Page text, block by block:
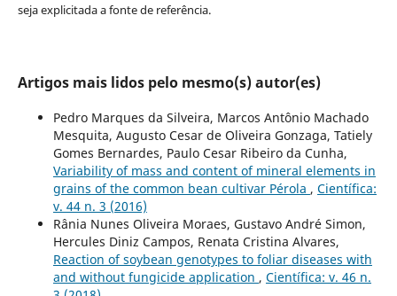
seja explicitada a fonte de referência.
Artigos mais lidos pelo mesmo(s) autor(es)
Pedro Marques da Silveira, Marcos Antônio Machado
Mesquita, Augusto Cesar de Oliveira Gonzaga, Tatiely
Gomes Bernardes, Paulo Cesar Ribeiro da Cunha,
Variability of mass and content of mineral elements in
grains of the common bean cultivar Pérola , Científica:
v. 44 n. 3 (2016)
Rânia Nunes Oliveira Moraes, Gustavo André Simon,
Hercules Diniz Campos, Renata Cristina Alvares,
Reaction of soybean genotypes to foliar diseases with
and without fungicide application , Científica: v. 46 n.